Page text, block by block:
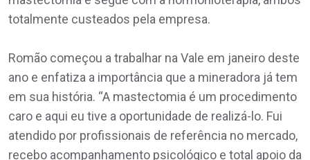
totalmente custeados pela empresa.
Romão começou a trabalhar na Vale em janeiro deste
ano e enfatiza a importância que a mineradora já tem
em sua história. “A mastectomia é um procedimento
caro e aqui eu tive a oportunidade de realizá-lo. Fui
atendido por profissionais de referência no mercado,
recebo acompanhamento psicológico e total apoio da